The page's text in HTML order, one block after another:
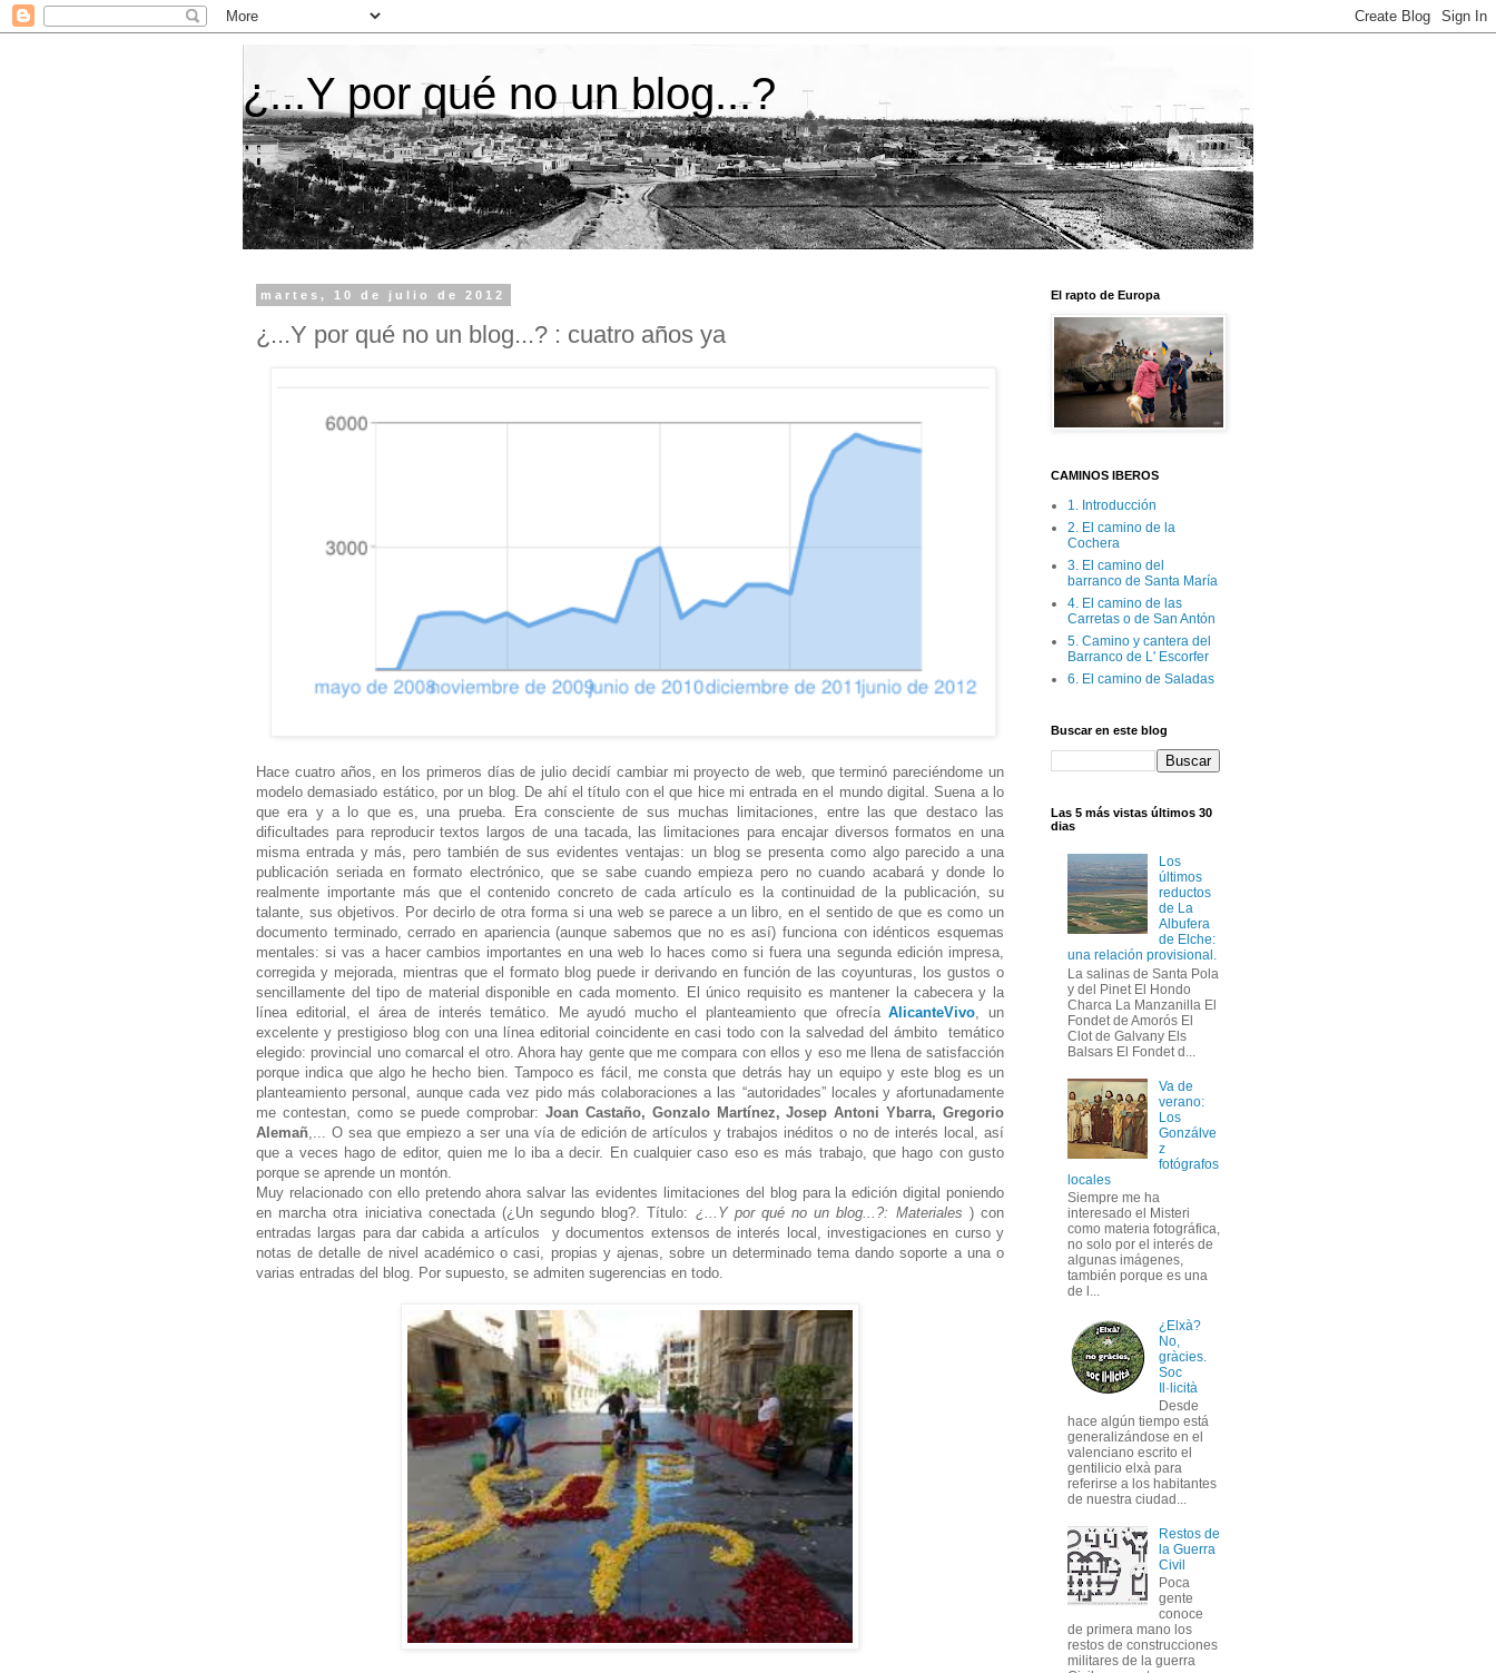
¿...Y por qué no un blog...?
martes, 10 de julio de 2012
¿...Y por qué no un blog...? : cuatro años ya
Hace cuatro años, en los primeros días de julio decidí cambiar mi proyecto de web, que terminó pareciéndome un
modelo demasiado estático, por un blog. De ahí el título con el que hice mi entrada en el mundo digital. Suena a lo
que era y a lo que es, una prueba. Era consciente de sus muchas limitaciones, entre las que destaco las
dificultades para reproducir textos largos de una tacada, las limitaciones para encajar diversos formatos en una
misma entrada y más, pero también de sus evidentes ventajas: un blog se presenta como algo parecido a una
publicación seriada en formato electrónico, que se sabe cuando empieza pero no cuando acabará y donde lo
realmente importante más que el contenido concreto de cada artículo es la continuidad de la publicación, su
talante, sus objetivos. Por decirlo de otra forma si una web se parece a un libro, en el sentido de que es como un
documento terminado, cerrado en apariencia (aunque sabemos que no es así) funciona con idénticos esquemas
mentales: si vas a hacer cambios importantes en una web lo haces como si fuera una segunda edición impresa,
corregida y mejorada, mientras que el formato blog puede ir derivando en función de las coyunturas, los gustos o
sencillamente del tipo de material disponible en cada momento. El único requisito es mantener la cabecera y la
línea editorial, el área de interés temático. Me ayudó mucho el planteamiento que ofrecíaAlicanteVivo , un
excelente y prestigioso blog con una línea editorial coincidente en casi todo con la salvedad del ámbito temático
elegido: provincial uno comarcal el otro. Ahora hay gente que me compara con ellos y eso me llena de satisfacción
porque indica que algo he hecho bien. Tampoco es fácil, me consta que detrás hay un equipo y este blog es un
planteamiento personal, aunque cada vez pido más colaboraciones a las “autoridades” locales y afortunadamente
me contestan, como se puede comprobar:Joan Castaño, Gonzalo Martínez, Josep Antoni Ybarra, Gregorio
Alemañ ,... O sea que empiezo a ser una vía de edición de artículos y trabajos inéditos o no de interés local, así
que a veces hago de editor, quien me lo iba a decir. En cualquier caso eso es más trabajo, que hago con gusto
porque se aprende un montón.
Muy relacionado con ello pretendo ahora salvar las evidentes limitaciones del blog para la edición digital poniendo
en marcha otra iniciativa conectada (¿Un segundo blog?. Título: ¿...Y por qué no un blog...?: Materiales ) con
entradas largas para dar cabida a artículos y documentos extensos de interés local, investigaciones en curso y
notas de detalle de nivel académico o casi, propias y ajenas, sobre un determinado tema dando soporte a una o
varias entradas del blog. Por supuesto, se admiten sugerencias en todo.
El rapto de Europa
CAMINOS IBEROS
1. Introducción
2. El camino de la
Cochera
3. El camino del
barranco de Santa María
4. El camino de las
Carretas o de San Antón
5. Camino y cantera del
Barranco de L' Escorfer
6. El camino de Saladas
Buscar en este blog
Las 5 más vistas últimos 30
dias
Los
últimos
reductos
de La
Albufera
de Elche:
una relación provisional.
La salinas de Santa Pola
y del Pinet El Hondo
Charca La Manzanilla El
Fondet de Amorós El
Clot de Galvany Els
Balsars El Fondet d...
Va de
verano:
Los
Gonzálve
z
fotógrafos
locales
Siempre me ha
interesado el Misteri
como materia fotográfica,
no solo por el interés de
algunas imágenes,
también porque es una
de l...
¿Elxà?
No,
gràcies.
Soc
Il·licità
Desde
hace algún tiempo está
generalizándose en el
valenciano escrito el
gentilicio elxà para
referirse a los habitantes
de nuestra ciudad...
Restos de
la Guerra
Civil
Poca
gente
conoce
de primera mano los
restos de construcciones
militares de la guerra